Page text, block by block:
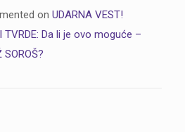
on UDARNA VEST!
TVRDE: Da li je ovo moguće –
SOROŠ?